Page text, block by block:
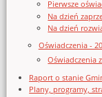
Pierwsze
Na dzień
Na dzień
Oświadczenia -
Oświadczenia
Raport o stanie
Plany, programy,